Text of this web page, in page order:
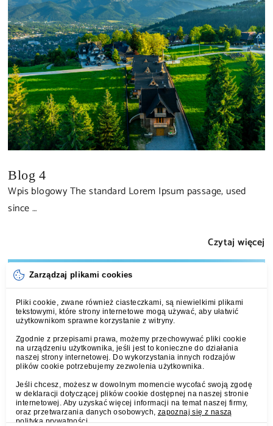
Zarządzaj plikami cookies
Pliki cookie, zwane również ciasteczkami, są niewielkimi plikami
tekstowymi, które strony internetowe mogą używać, aby ułatwić
użytkownikom sprawne korzystanie z witryny.
Zgodnie z przepisami prawa, możemy przechowywać pliki cookie
na urządzeniu użytkownika, jeśli jest to konieczne do działania
naszej strony internetowej. Do wykorzystania innych rodzajów
plików cookie potrzebujemy zezwolenia użytkownika.
Jeśli chcesz, możesz w dowolnym momencie wycofać swoją zgodę
w deklaracji dotyczącej plików cookie dostępnej na naszej stronie
internetowej. Aby uzyskać więcej informacji na temat naszej firmy,
oraz przetwarzania danych osobowych, zapoznaj się z naszą
polityką prywatności.
Blog 4
Wpis blogowy The standard Lorem Ipsum passage, used
since …
Czytaj więcej